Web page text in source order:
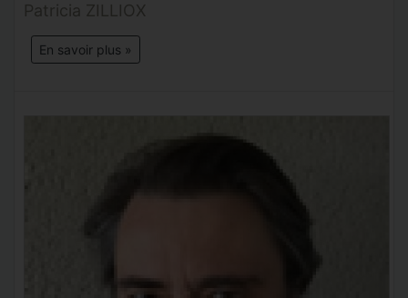
Patricia ZILLIOX
En savoir plus »